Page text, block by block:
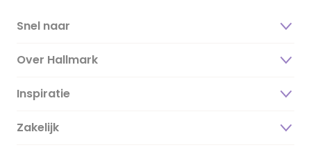
Snel naar
Over Hallmark
Over ons
Duurzaamheid
Inspiratie
Magazine
Zakelijk